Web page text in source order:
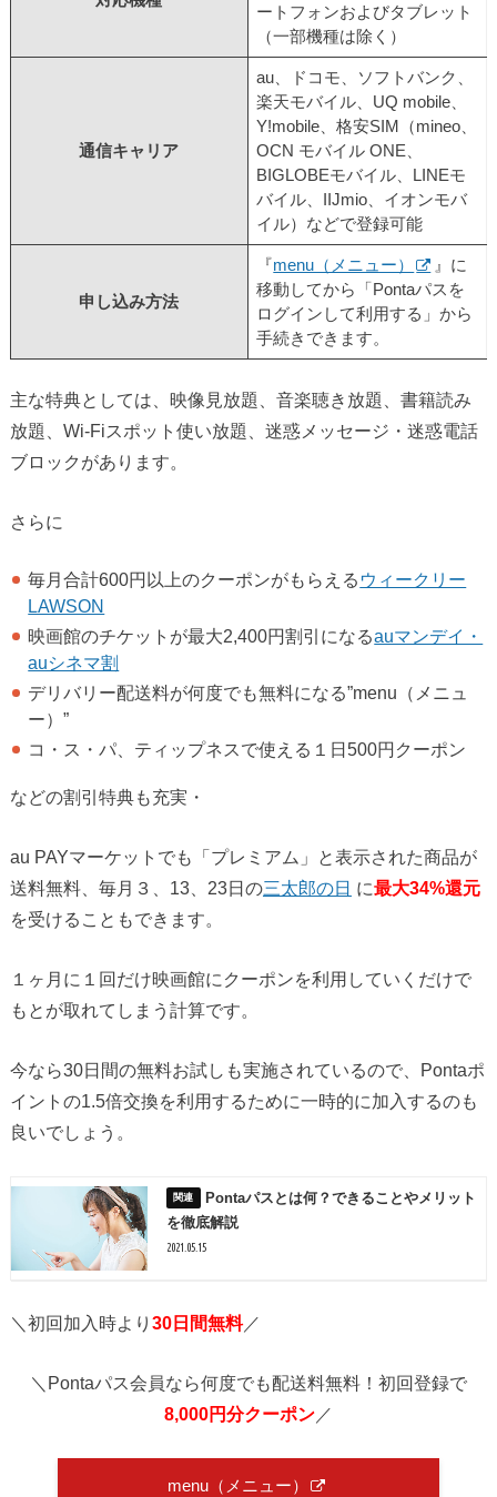
ートフォンおよびタブレット
（一部機種は除く）
通信キャリア
au、ドコモ、ソフトバンク、
楽天モバイル、UQ mobile、
Y!mobile、格安SIM（mineo、
OCN モバイル ONE、
BIGLOBEモバイル、LINEモ
バイル、IIJmio、イオンモバ
イル）などで登録可能
申し込み方法
『menu（メニュー）
』に
移動してから「Pontaパスを
ログインして利用する」から
手続きできます。
主な特典としては、映像見放題、音楽聴き放題、書籍読み
放題、Wi-Fiスポット使い放題、迷惑メッセージ・迷惑電話
ブロックがあります。
さらに
毎月合計600円以上のクーポンがもらえる ウィークリー
LAWSON
映画館のチケットが最大2,400円割引になるauマンデイ・
auシネマ割
デリバリー配送料が何度でも無料になる”menu（メニュ
ー）”
コ・ス・パ、ティップネスで使える１日500円クーポン
などの割引特典も充実・
au PAYマーケットでも「プレミアム」と表示された商品が
送料無料、毎月３、13、23日の三太郎の日 に最大34%還元
を受けることもできます。
１ヶ月に１回だけ映画館にクーポンを利用していくだけで
もとが取れてしまう計算です。
今なら30日間の無料お試しも実施されているので、Pontaポ
イントの1.5倍交換を利用するために一時的に加入するのも
良いでしょう。
Pontaパスとは何？できることやメリット
を徹底解説
2021.05.15
＼初回加入時より 30日間無料／
＼Pontaパス会員なら何度でも配送料無料！初回登録で
8,000円分クーポン／
menu（メニュー）